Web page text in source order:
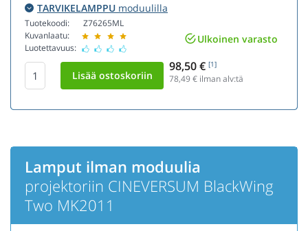
TARVIKELAMPPU moduulilla
Tuotekoodi:
Kuvanlaatu:
Luotettavuus:
Z76265ML
Ulkoinen varasto
98,50 € [1]
78,49€ ilman alv:tä
Lamput ilman moduulia
projektoriin CINEVERSUM BlackWing
Two MK2011